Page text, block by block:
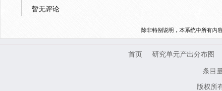
暂无评论
除非特别说明，本系统中所有内
首页
研究单元产出分布图
条目
版权所